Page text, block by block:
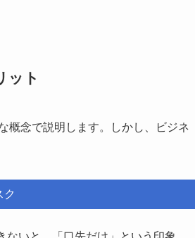
ット
概念で説明します。しかし、ビジネ
ク